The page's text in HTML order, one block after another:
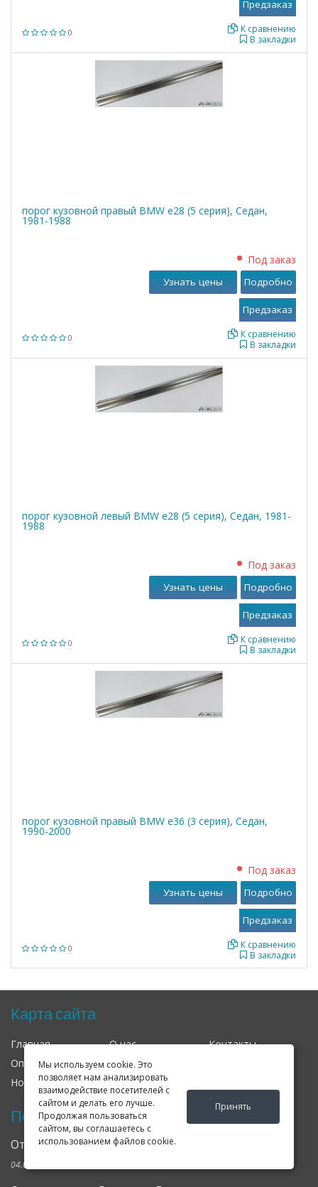
Мы используем cookie. Это
позволяет нам анализировать
взаимодействие посетителей с
сайтом и делать его лучше.
Продолжая пользоваться
сайтом, вы соглашаетесь с
использованием файлов cookie.
Принять
0
В закладки
К сравнению
порог кузовной правый BMW е28 (5 серия), Седан,
1981-1988
0
Под заказ
В закладки
К сравнению
Узнать цены Подробно
порог кузовной левый BMW е28 (5 серия), Седан, 1981-
1988
0
Под заказ
В закладки
К сравнению
Узнать цены Подробно
порог кузовной правый BMW е36 (3 серия), Седан,
1990-2000
0
Под заказ
В закладки
К сравнению
Узнать цены Подробно
Карта сайта
Главная О нас
Контакты
Оплата
Доставка
Новости
Оферта
Последние новости
Открылся клубный сервис Geely в Петербурге
04.09.2024